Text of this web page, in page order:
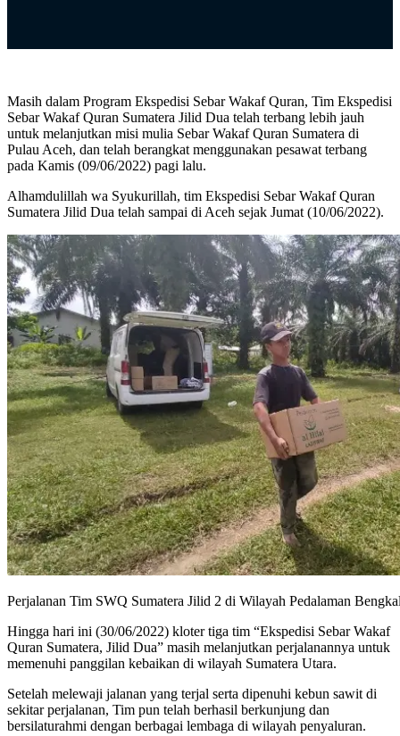
Masih dalam Program Ekspedisi Sebar Wakaf Quran, Tim Ekspedisi
Sebar Wakaf Quran Sumatera Jilid Dua telah terbang lebih jauh
untuk melanjutkan misi mulia Sebar Wakaf Quran Sumatera di
Pulau Aceh, dan telah berangkat menggunakan pesawat terbang
pada Kamis (09/06/2022) pagi lalu.
Alhamdulillah wa Syukurillah, tim Ekspedisi Sebar Wakaf Quran
Sumatera Jilid Dua telah sampai di Aceh sejak Jumat (10/06/2022).
Perjalanan Tim SWQ Sumatera Jilid 2 di Wilayah Pedalaman
Hingga hari ini (30/06/2022) kloter tiga tim “Ekspedisi Sebar Wakaf
Quran Sumatera, Jilid Dua” masih melanjutkan perjalanannya untuk
memenuhi panggilan kebaikan di wilayah Sumatera Utara.
Setelah melewaji jalanan yang terjal serta dipenuhi kebun sawit di
sekitar perjalanan, Tim pun telah berhasil berkunjung dan
bersilaturahmi dengan berbagai lembaga di wilayah penyaluran.